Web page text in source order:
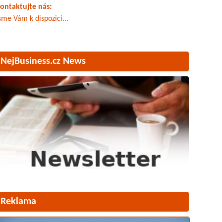
nás:
Vám k dispozici...
NejBusiness.cz News
Reklama